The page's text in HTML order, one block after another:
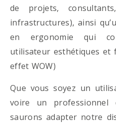
de projets,
infrastructures), ainsi
en ergonomie qui
utilisateur esthétiques et
effet WOW)
Que vous soyez un
voire un professionnel
saurons adapter notre